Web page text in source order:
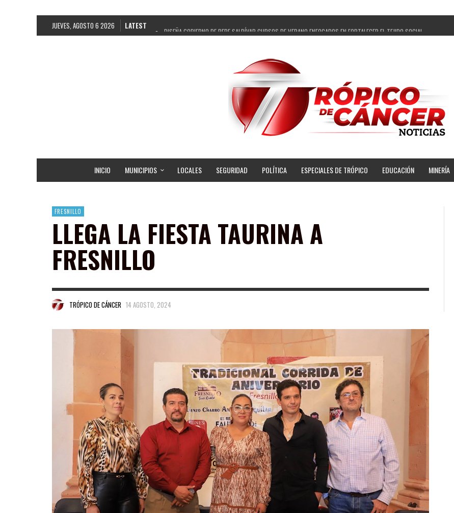
JUEVES, AGOSTO 6 2026 LATEST
DISEÑA GOBIERNO DE PEPE SALDÍVAR CURSOS DE VERANO ENFOCADOS EN FORTALECER EL TEJIDO SOCIAL
FORTALECE GOBIERNO DE PEPE SALDÍVAR LA EDUCACIÓN EN LA ZACATECANA CON COMODATO DE CENTRO DE BIENESTAR
GOBIERNO DE PEPE SALDÍVAR Y GRUPO FEMSA GENERAN MÁS DE 3 MIL EMPLEOS EN GUADALUPE
CUARTA FERIA EXPO AGROPECUARIA TRAJO BENEFICIO DIRECTO A GUADALUPE: PEPE SALDÍVAR
RECONOCE PEPE SALDÍVAR A ARTISTA ZACATECANA VICTORIA HERNÁNDEZ
SON MUJERES GUADALUPENSES PRINCIPALES BENEFICIADAS DEL PROGRAMA VIVIENDAS PARA EL BIENESTAR
INICIO MUNICIPIOS LOCALES SEGURIDAD POLÍTICA ESPECIALES DE TRÓPICO EDUCACIÓN MINERÍA
FRESNILLO
LLEGA LA FIESTA TAURINA A
FRESNILLO
TRÓPICO DE CÁNCER 14 AGOSTO, 2024